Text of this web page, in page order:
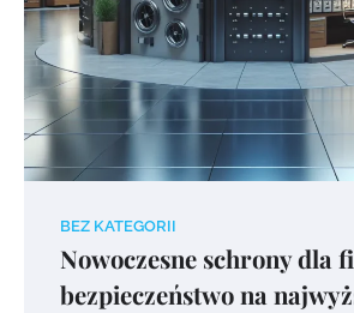
BEZ KATEGORII
Nowoczesne schrony dla
bezpieczeństwo na